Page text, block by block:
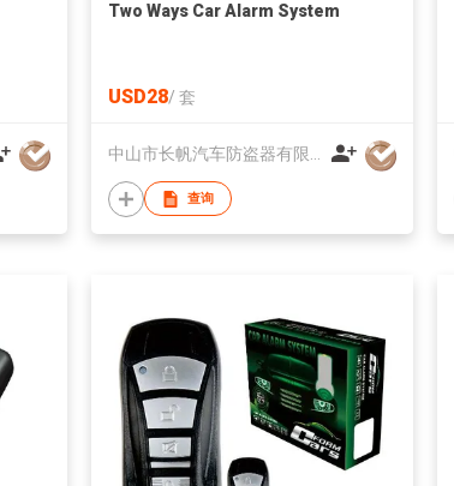
Two Ways Car Alarm System
USD28/ 套
查询